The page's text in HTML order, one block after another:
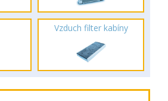
Vzduch filter kabíny